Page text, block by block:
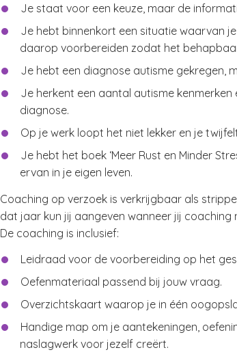
Je staat voor een keuze, maar de
Je hebt binnenkort een situatie waarvan
daarop voorbereiden zodat het
Je hebt een diagnose autisme gekregen,
Je herkent een aantal autisme
diagnose.
Op je werk loopt het niet lekker en je
Je hebt het boek ‘Meer Rust en Minder
ervan in je eigen leven.
Coaching op verzoek is verkrijgbaar als
dat jaar kun jij aangeven wanneer jij coaching
De coaching is inclusief:
Leidraad voor de voorbereiding op het
Oefenmateriaal passend bij jouw vraag.
Overzichtskaart waarop je in één
Handige map om je aantekeningen,
naslagwerk voor jezelf creërt.